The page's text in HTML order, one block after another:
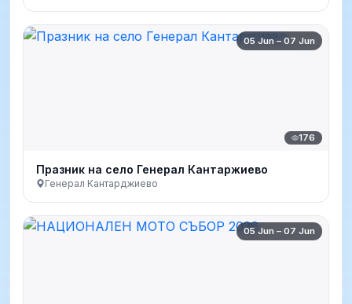
05 Jun – 07 Jun
176
Празник на село Генерал Кантаржиево
Генерал Кантарджиево
05 Jun – 07 Jun